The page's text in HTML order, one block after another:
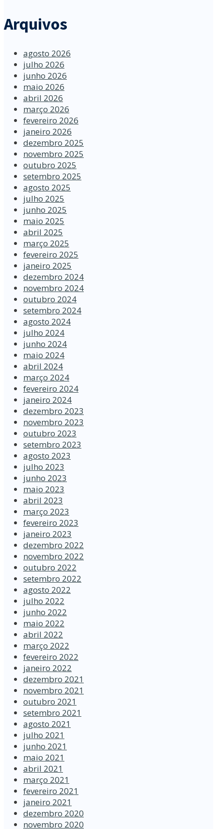
Arquivos
agosto 2026
julho 2026
junho 2026
maio 2026
abril 2026
março 2026
fevereiro 2026
janeiro 2026
dezembro 2025
novembro 2025
outubro 2025
setembro 2025
agosto 2025
julho 2025
junho 2025
maio 2025
abril 2025
março 2025
fevereiro 2025
janeiro 2025
dezembro 2024
novembro 2024
outubro 2024
setembro 2024
agosto 2024
julho 2024
junho 2024
maio 2024
abril 2024
março 2024
fevereiro 2024
janeiro 2024
dezembro 2023
novembro 2023
outubro 2023
setembro 2023
agosto 2023
julho 2023
junho 2023
maio 2023
abril 2023
março 2023
fevereiro 2023
janeiro 2023
dezembro 2022
novembro 2022
outubro 2022
setembro 2022
agosto 2022
julho 2022
junho 2022
maio 2022
abril 2022
março 2022
fevereiro 2022
janeiro 2022
dezembro 2021
novembro 2021
outubro 2021
setembro 2021
agosto 2021
julho 2021
junho 2021
maio 2021
abril 2021
março 2021
fevereiro 2021
janeiro 2021
dezembro 2020
novembro 2020